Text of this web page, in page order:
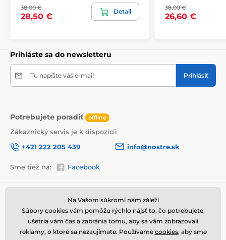
Jednoduchá aplikácia
povrchu. Vďaka vysokej priľnavosti a pružnosti sa tapeta
jednoducho lepí a zvládne to každý. Odlepenie tapety
je tiež jednoduché. V prípade potreby vám poslúži
priložený návod.
Každá tapeta je po vytlačení zrolovaná, spevnená
papierovými páskami, zabalená do ochrannej fólie a
vložená do pevnej kartónovej krabice, ktorá ju ochráni
pri preprave.
38,00 €
28,50 €
Detail 38,00 €
26,60 €
Prihláste sa do newsletteru
Tu napíšte váš e-mail Prihlásiť
Potrebujete poradiť offline
Zákaznický servis je k dispozícii
+421 222 205 439
info@nostre.sk
Sme tiež na: Facebook
Informácie o nákupe
Obchodné a reklamačné
podmienky
Ochrana osobných údajov
Užitočné informácie
Často kladené otázky
Magazín
Na Vašom súkromí nám záleží
Súbory cookies vám pomôžu rýchlo nájsť to, čo potrebujete,
ušetria vám čas a zabránia tomu, aby sa vám zobrazovali
reklamy, o ktoré sa nezaujímate. Používame cookies, aby sme